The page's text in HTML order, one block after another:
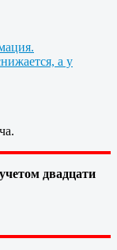
а у
двадцати